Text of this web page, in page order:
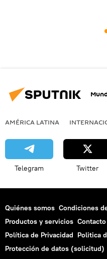
AMÉRICA LATINA
Telegram Twitter
Quiénes somos Condiciones
Productos y servicios Contacto
Política de Privacidad Politica
Protección de datos (solicitud)